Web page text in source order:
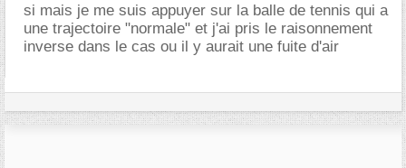
si mais je me suis appuyer sur la balle de tennis qui a
une trajectoire "normale" et j'ai pris le raisonnement
inverse dans le cas ou il y aurait une fuite d'air